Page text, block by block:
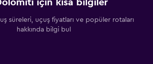
için kısa bilgiler
süreleri, uçuş fiyatları ve popüler rotaları
hakkında bilgi bul